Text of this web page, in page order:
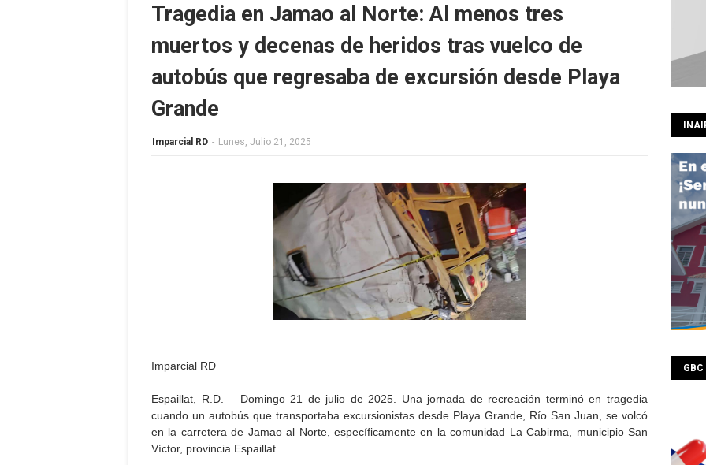
Tragedia en Jamao al Norte: Al menos tres
muertos y decenas de heridos tras vuelco de
autobús que regresaba de excursión desde Playa
Grande
Imparcial RD - Lunes, Julio 21, 2025
Imparcial RD
Espaillat, R.D. – Domingo 21 de julio de 2025. Una jornada de recreación terminó en tragedia
cuando un autobús que transportaba excursionistas desde Playa Grande, Río San Juan, se volcó
en la carretera de Jamao al Norte, específicamente en la comunidad La Cabirma, municipio San
Víctor, provincia Espaillat.
GBC